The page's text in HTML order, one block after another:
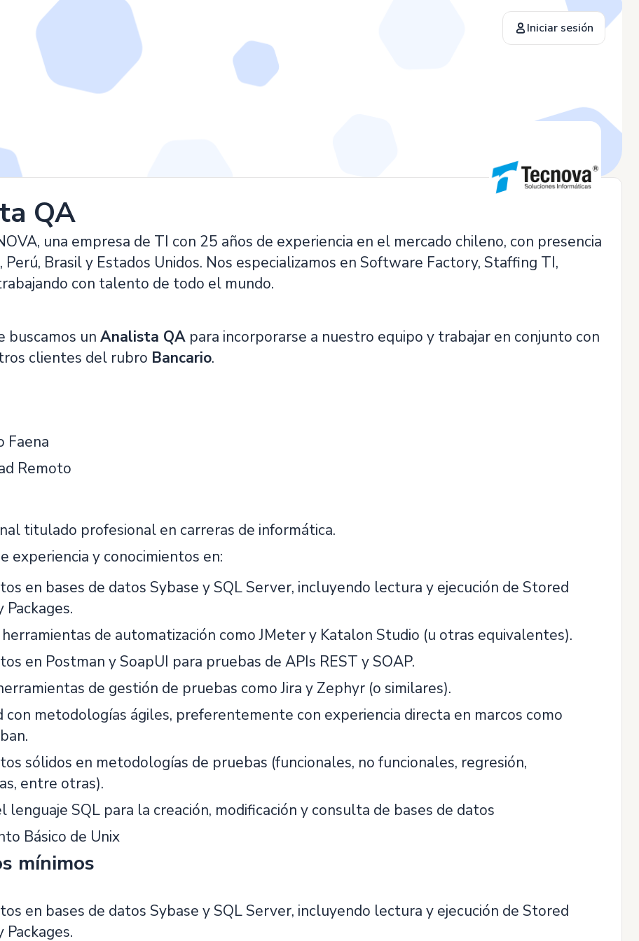
Iniciar sesión
QA
una empresa de TI con 25 años de experiencia en el mercado chileno, con presencia
Perú, Brasil y Estados Unidos. Nos especializamos en Software Factory, Staffing TI,
con talento de todo el mundo.
buscamos un Analista QA para incorporarse a nuestro equipo y trabajar en conjunto con
clientes del rubro Bancario.
Faena
Remoto
titulado profesional en carreras de informática.
experiencia y conocimientos en:
en bases de datos Sybase y SQL Server, incluyendo lectura y ejecución de Stored
Packages.
de automatización como JMeter y Katalon Studio (u otras equivalentes).
en Postman y SoapUI para pruebas de APIs REST y SOAP.
de gestión de pruebas como Jira y Zephyr (o similares).
con metodologías ágiles, preferentemente con experiencia directa en marcos como
sólidos en metodologías de pruebas (funcionales, no funcionales, regresión,
entre otras).
lenguaje SQL para la creación, modificación y consulta de bases de datos
Básico de Unix
mínimos
en bases de datos Sybase y SQL Server, incluyendo lectura y ejecución de Stored
Packages.